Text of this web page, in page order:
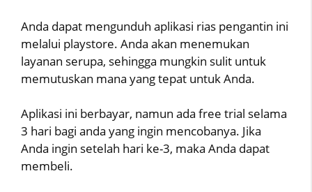
Anda dapat mengunduh aplikasi rias pengantin ini
melalui playstore. Anda akan menemukan
layanan serupa, sehingga mungkin sulit untuk
memutuskan mana yang tepat untuk Anda.
Aplikasi ini berbayar, namun ada free trial selama
3 hari bagi anda yang ingin mencobanya. Jika
Anda ingin setelah hari ke-3, maka Anda dapat
membeli.